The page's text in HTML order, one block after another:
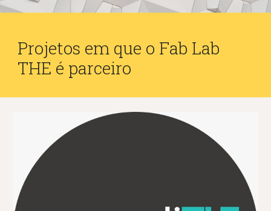
Projetos em que o Fab Lab
THE é parceiro